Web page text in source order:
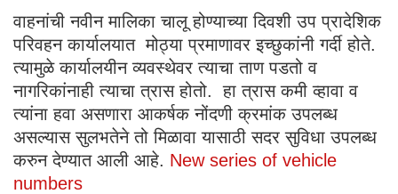
वाहनांची नवीन मालिका चालू होण्याच्या दिवशी उप प्रादेशिक
परिवहन कार्यालयात मोठ्या प्रमाणावर इच्छुकांनी गर्दी होते.
त्यामुळे कार्यालयीन व्यवस्थेवर त्याचा ताण पडतो व
नागरिकांनाही त्याचा त्रास होतो. हा त्रास कमी व्हावा व
त्यांना हवा असणारा आकर्षक नोंदणी क्रमांक उपलब्ध
असल्यास सुलभतेने तो मिळावा यासाठी सदर सुविधा उपलब्ध
करुन देण्यात आली आहे. New series of vehicle
numbers